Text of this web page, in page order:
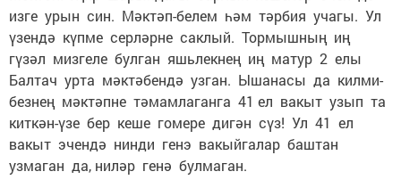
изге урын син. Мәктәп-белем һәм тәрбия учагы. Ул
үзендә күпме серләрне саклый. Тормышның иң
гүзәл мизгеле булган яшьлекнең иң матур 2 елы
Балтач урта мәктәбендә узган. Ышанасы да килми-
безнең мәктәпне тәмамлаганга 41 ел вакыт узып та
киткән-үзе бер кеше гомере дигән сүз! Ул 41 ел
вакыт эчендә нинди генэ вакыйгалар баштан
узмаган да, ниләр генә булмаган.